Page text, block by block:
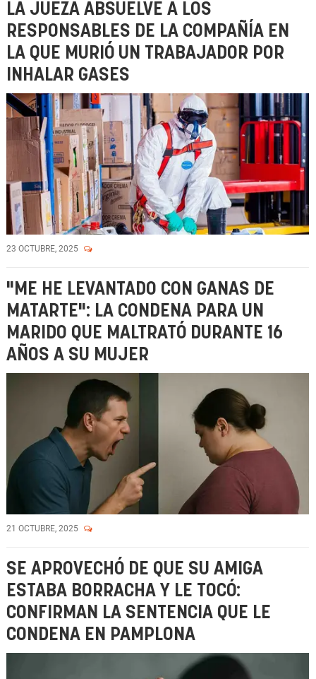
LA JUEZA ABSUELVE A LOS
RESPONSABLES DE LA COMPAÑÍA EN
LA QUE MURIÓ UN TRABAJADOR POR
INHALAR GASES
23 OCTUBRE, 2025
"ME HE LEVANTADO CON GANAS DE
MATARTE": LA CONDENA PARA UN
MARIDO QUE MALTRATÓ DURANTE 16
AÑOS A SU MUJER
21 OCTUBRE, 2025
SE APROVECHÓ DE QUE SU AMIGA
ESTABA BORRACHA Y LE TOCÓ:
CONFIRMAN LA SENTENCIA QUE LE
CONDENA EN PAMPLONA